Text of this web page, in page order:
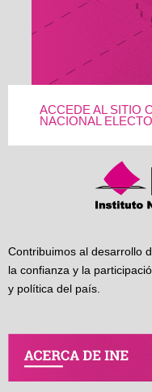
ACCEDE AL SITIO
NACIONAL
Contribuimos al desarrollo
la confianza y la
y política del país.